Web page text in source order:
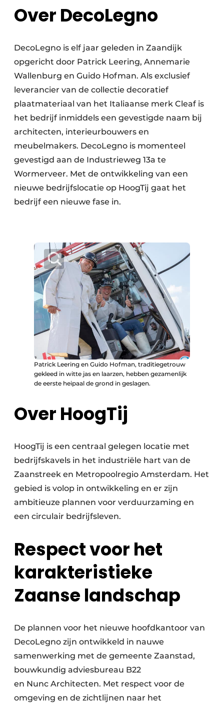
Over DecoLegno
DecoLegno is elf jaar geleden in Zaandijk
opgericht door Patrick Leering, Annemarie
Wallenburg en Guido Hofman. Als exclusief
leverancier van de collectie decoratief
plaatmateriaal van het Italiaanse merk Cleaf is
het bedrijf inmiddels een gevestigde naam bij
architecten, interieurbouwers en
meubelmakers. DecoLegno is momenteel
gevestigd aan de Industrieweg 13a te
Wormerveer. Met de ontwikkeling van een
nieuwe bedrijfslocatie op HoogTij gaat het
bedrijf een nieuwe fase in.
Patrick Leering en Guido Hofman, traditiegetrouw
gekleed in witte jas en laarzen, hebben gezamenlijk
de eerste heipaal de grond in geslagen.
Over HoogTij
HoogTij is een centraal gelegen locatie met
bedrijfskavels in het industriële hart van de
Zaanstreek en Metropoolregio Amsterdam. Het
gebied is volop in ontwikkeling en er zijn
ambitieuze plannen voor verduurzaming en
een circulair bedrijfsleven.
Respect voor het
karakteristieke
Zaanse landschap
De plannen voor het nieuwe hoofdkantoor van
DecoLegno zijn ontwikkeld in nauwe
samenwerking met de gemeente Zaanstad,
bouwkundig adviesbureau B22
en Nunc Architecten. Met respect voor de
omgeving en de zichtlijnen naar het